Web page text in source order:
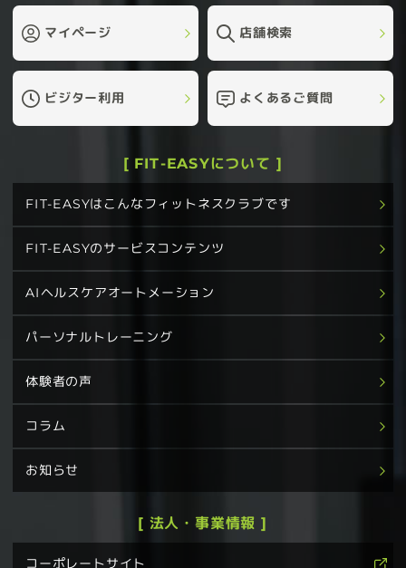
マイページ 店舗検索
ビジター利用 よくあるご質問
[ FIT-EASYについて ]
FIT-EASYはこんなフィットネスクラブです
FIT-EASYのサービスコンテンツ
AIヘルスケアオートメーション
パーソナルトレーニング
体験者の声
コラム
お知らせ
[ 法人・事業情報 ]
コーポレートサイト